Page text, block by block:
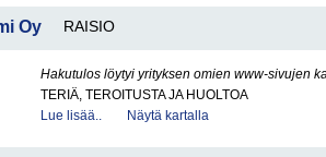
Oy RAISIO
Hakutulos löytyi yrityksen omien www-sivujen
TERIÄ, TEROITUSTA JA HUOLTOA
Lue lisää..
Näytä kartalla